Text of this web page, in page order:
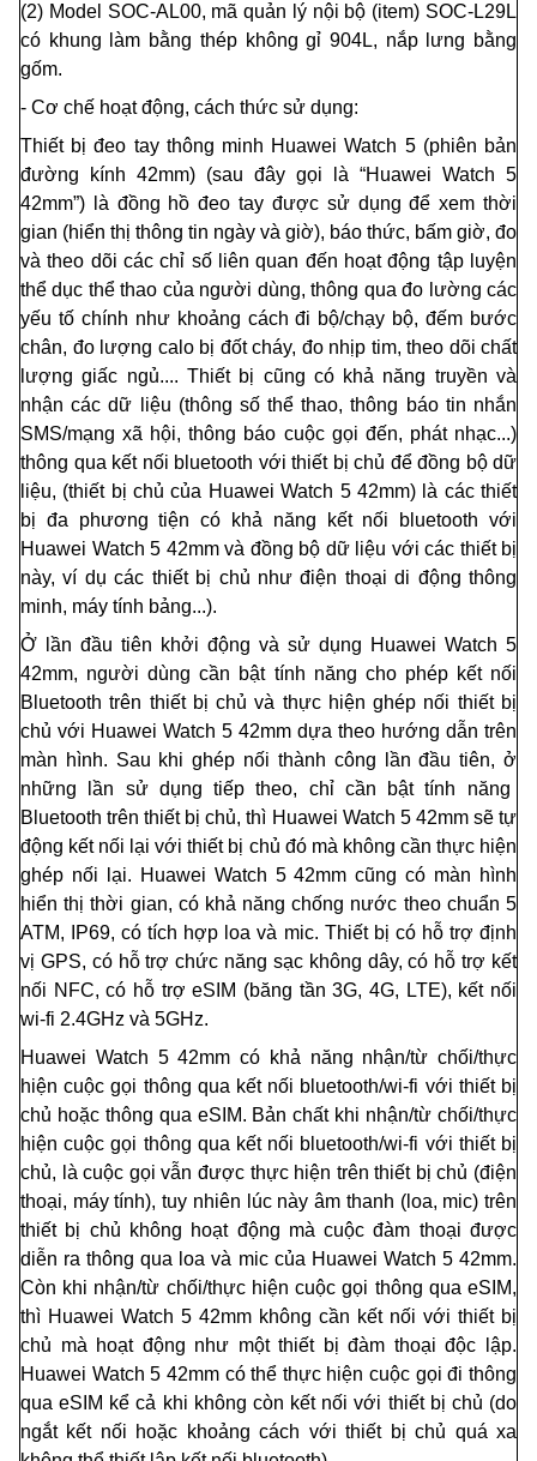
(2) Model SOC-AL00, mã quản lý nội bộ (item) SOC-L29L
có khung làm bằng thép không gỉ 904L, nắp lưng bằng
gốm.
- Cơ chế hoạt động, cách thức sử dụng:
Thiết bị đeo tay thông minh Huawei Watch 5 (phiên bản
đường kính 42mm) (sau đây gọi là “Huawei Watch 5
42mm”) là đồng hồ đeo tay được sử dụng để xem thời
gian (hiển thị thông tin ngày và giờ), báo thức, bấm giờ, đo
và theo dõi các chỉ số liên quan đến hoạt động tập luyện
thể dục thể thao của người dùng, thông qua đo lường các
yếu tố chính như khoảng cách đi bộ/chạy bộ, đếm bước
chân, đo lượng calo bị đốt cháy, đo nhịp tim, theo dõi chất
lượng giấc ngủ.... Thiết bị cũng có khả năng truyền và
nhận các dữ liệu (thông sốthể thao, thông báo tin nhắn
SMS/mạng xã hội, thông báo cuộc gọi đến, phát nhạc...)
thông qua kết nối bluetooth với thiết bị chủ đểđồng bộ dữ
liệu, (thiết bị chủ của Huawei Watch 5 42mm) là các thiết
bị đa phương tiện có khả năng kết nối bluetooth với
Huawei Watch 5 42mm và đồng bộ dữ liệu với các thiết bị
này, ví dụ các thiết bị chủ như điện thoại di động thông
minh, máy tính bảng...).
Ở lần đầu tiên khởi động và sử dụng Huawei Watch 5
42mm, người dùng cần bật tính năng cho phép kết nối
Bluetooth trên thiết bị chủ và thực hiện ghép nối thiết bị
chủ với Huawei Watch 5 42mm dựa theo hướng dẫn trên
màn hình. Sau khi ghép nối thành công lần đầu tiên, ở
những lần sử dụng tiếp theo, chỉcần bật tính năng
Bluetooth trên thiết bị chủ, thì Huawei Watch 5 42mm sẽ tự
động kết nối lại với thiết bị chủ đó mà không cần thực hiện
ghép nối lại. Huawei Watch 5 42mm cũng có màn hình
hiển thị thời gian, có khả năng chống nước theo chuẩn 5
ATM, IP69, có tích hợp loa và mic. Thiết bị có hỗ trợ định
vị GPS, có hỗ trợ chức năng sạc không dây, có hỗ trợ kết
nối NFC, có hỗ trợ eSIM (băng tần 3G, 4G, LTE), kết nối
wi-fi 2.4GHz và 5GHz.
Huawei Watch 5 42mm có khả năng nhận/từ chối/thực
hiện cuộc gọi thông qua kết nối bluetooth/wi-fi với thiết bị
chủ hoặc thông qua eSIM. Bản chất khi nhận/từ chối/thực
hiện cuộc gọi thông qua kết nối bluetooth/wi-fi với thiết bị
chủ, là cuộc gọi vẫn được thực hiện trên thiết bị chủ (điện
thoại, máy tính), tuy nhiên lúc này âm thanh (loa, mic) trên
thiết bị chủ không hoạt động mà cuộc đàm thoại được
diễn ra thông qua loa và mic của Huawei Watch 5 42mm.
Còn khi nhận/từ chối/thực hiện cuộc gọi thông qua eSIM,
thì Huawei Watch 5 42mm không cần kết nối với thiết bị
chủ mà hoạt động như một thiết bị đàm thoại độc lập.
Huawei Watch 5 42mm có thể thực hiện cuộc gọi đi thông
qua eSIM kể cả khi không còn kết nối với thiết bị chủ (do
ngắt kết nối hoặc khoảng cách với thiết bị chủ quá xa